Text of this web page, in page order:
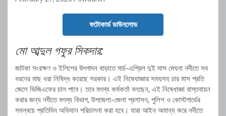
ফটোকার্ড ডাউনলোড
মো আব্দুল গফুর সিকদার:
জাটকা সংরক্ষণ ও ইলিশের উৎপাদন বাড়াতে মার্চ-এপ্রিল দুই মাস মেঘনা নদীতে সব
ধরনের মাছ ধরা নিষিদ্ধ করেছে সরকার। এই নিষেধাজ্ঞার সময়সহ চার মাস প্রতি
জেলে ভিজিএফের চাল পাবে। তবে মৎস্য কর্মকর্তা বলছেন, এই নিষেধাজ্ঞা বাস্তবায়ন
করার জন্য নদীতে মৎস্য বিভাগ, উপজেলা-জেলা প্রশাসন, পুলিশ ও কোস্টগার্ডের
সমন্বয়ে প্রতিদিন অভিযান পরিচালনা করা হবে। যারা আইন অমান্য করে নদীতে